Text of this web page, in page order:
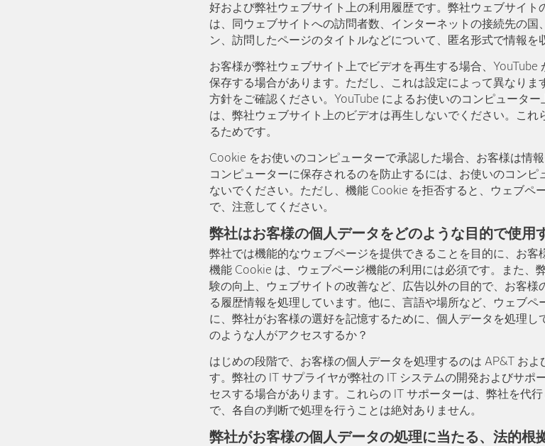
好および弊社ウェブサイト上の利用履歴です。弊社ウェブサイ
は、同ウェブサイトへの訪問者数、インターネットの接続先の国
ン、訪問したページのタイトルなどについて、匿名形式で情報を
お客様が弊社ウェブサイト上でビデオを再生する場合、
保存する場合があります。ただし、これは設定によって異なりま
方針をご確認ください。YouTube によるお使いのコンピュータ
は、弊社ウェブサイト上のビデオは再生しないでください。これ
るためです。
Cookie をお使いのコンピューターで承認した場合、お客様は情
コンピューターに保存されるのを防止するには、お使いのコン
ないでください。ただし、機能 Cookie を拒否すると、ウェブペ
で、注意してください。
弊社はお客様の個人データをどのような目的で使用
弊社では機能的なウェブページを提供できることを目的に、お
機能 Cookie は、ウェブページ機能の利用には必須です。また、
験の向上、ウェブサイトの改善など、広告以外の目的で、お客様
る履歴情報を処理しています。他に、言語や場所など、ウェブペ
に、弊社がお客様の選好を記憶するために、個人データを処理
のような人がアクセスするか？
はじめの段階で、お客様の個人データを処理するのは AP&T お
す。弊社の IT サプライヤが弊社の IT システムの開発およびサポ
セスする場合があります。これらの IT サポーターは、弊社を代
で、各自の判断で処理を行うことは絶対ありません。
弊社がお客様の個人データの処理に当たる、法的根